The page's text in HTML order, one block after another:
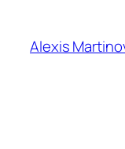
content
Alexis